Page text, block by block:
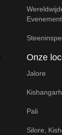
Onze
Jalore
Kishangarh
Pali
Silore,